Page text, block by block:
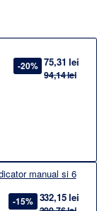
-20% 75,31 lei
94,14 lei
manual si 6
-15% 332,15 lei